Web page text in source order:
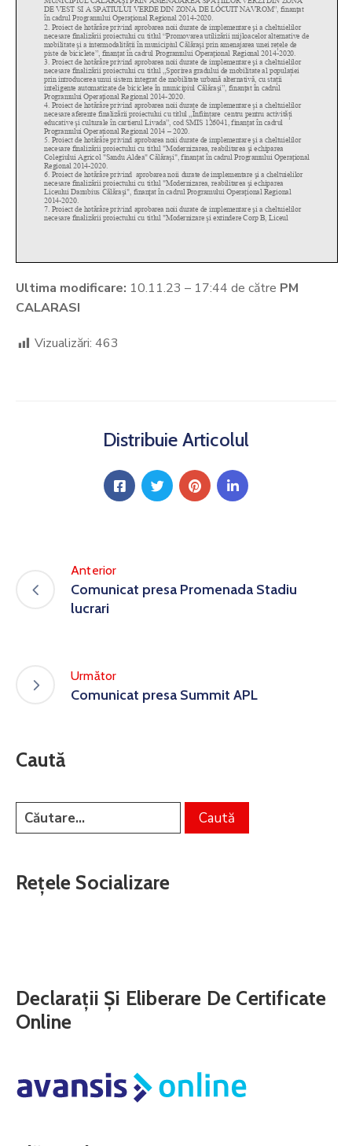
Ultima modificare: 10.11.23 – 17:44 de către PM
CALARASI
Vizualizări: 463
Distribuie Articolul
Anterior
Comunicat presa Promenada Stadiu
lucrari
Următor
Comunicat presa Summit APL
Caută
Rețele Socializare
Declarații Și Eliberare De Certificate
Online